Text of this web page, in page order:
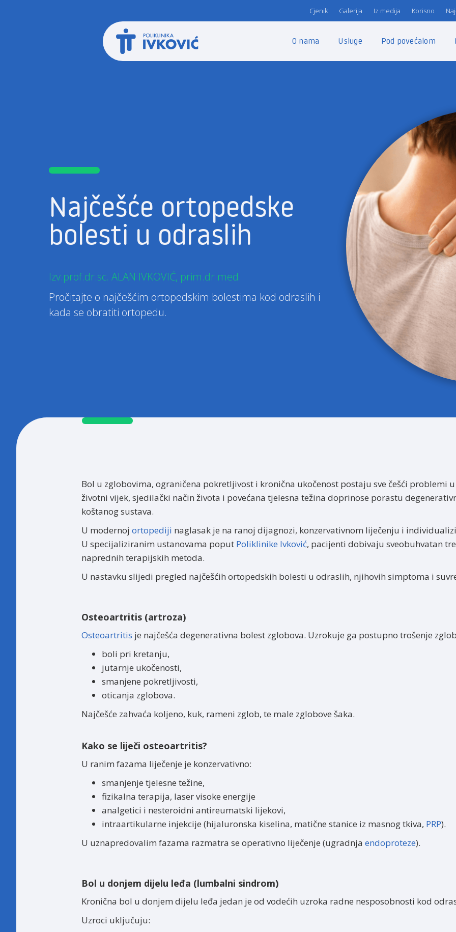
Cjenik Galerija Iz medija Korisno
O nama Usluge Pod povećalom
Najčešće ortopedske
bolesti u odraslih
Izv.prof.dr.sc. ALAN IVKOVIĆ, prim.dr.med.
Pročitajte o najčešćim ortopedskim bolestima kod odraslih i
kada se obratiti ortopedu.
Bol u zglobovima, ograničena pokretljivost i kronična ukočenost postaju sve češći problemi
životni vijek, sjedilački način života i povećana tjelesna težina doprinose porastu
koštanog sustava.
U modernoj ortopediji naglasak je na ranoj dijagnozi, konzervativnom liječenju i
U specijaliziranim ustanovama poput Poliklinike Ivković, pacijenti dobivaju sveobuhvatan
naprednih terapijskih metoda.
U nastavku slijedi pregled najčešćih ortopedskih bolesti u odraslih, njihovih simptoma i
Osteoartritis (artroza)
Osteoartritis je najčešća degenerativna bolest zglobova. Uzrokuje ga postupno trošenje
boli pri kretanju,
jutarnje ukočenosti,
smanjene pokretljivosti,
oticanja zglobova.
Najčešće zahvaća koljeno, kuk, rameni zglob, te male zglobove šaka.
Kako se liječi osteoartritis?
U ranim fazama liječenje je konzervativno:
smanjenje tjelesne težine,
fizikalna terapija, laser visoke energije
analgetici i nesteroidni antireumatski lijekovi,
intraartikularne injekcije (hijaluronska kiselina, matične stanice iz masnog tkiva, PRP).
U uznapredovalim fazama razmatra se operativno liječenje (ugradnja endoproteze).
Bol u donjem dijelu leđa (lumbalni sindrom)
Kronična bol u donjem dijelu leđa jedan je od vodećih uzroka radne nesposobnosti kod
Uzroci uključuju: